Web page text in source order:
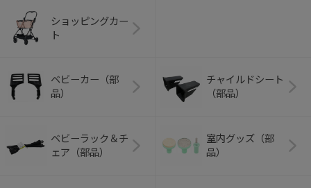
ショッピングカー
ト
ベビーカー（部
品）
チャイルドシート
（部品）
ベビーラック＆チ
ェア（部品）
室内グッズ（部
品）